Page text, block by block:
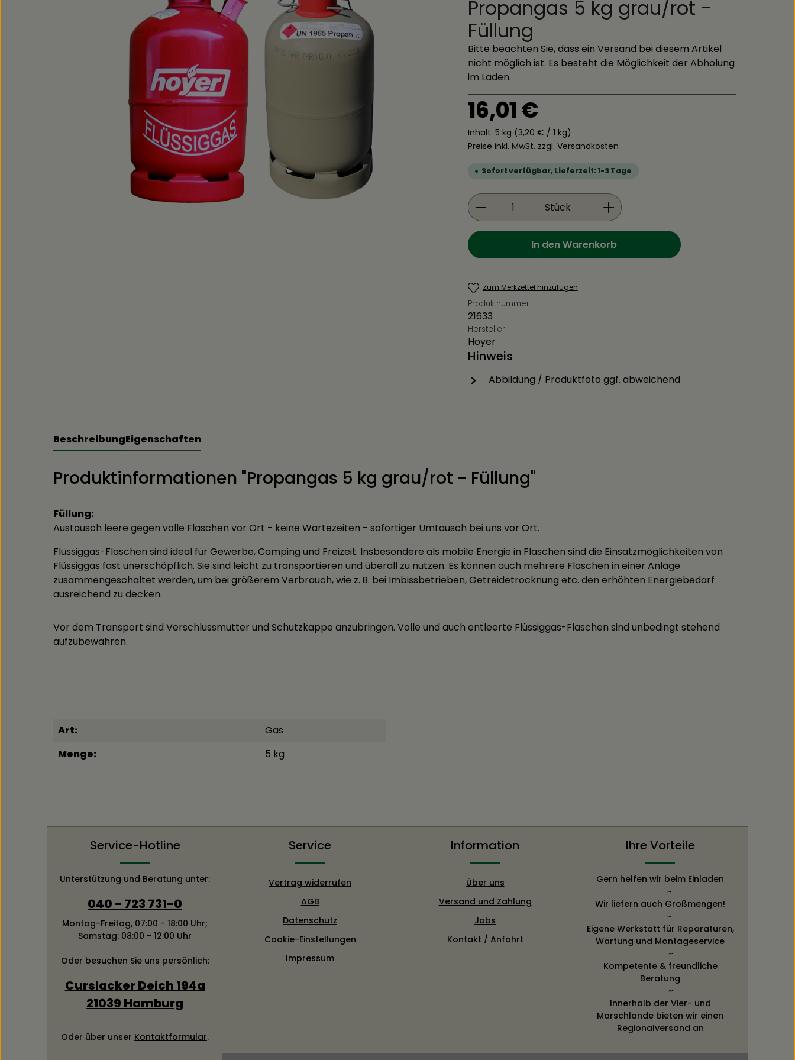
Propangas 5 kg grau/rot -
Füllung
Bitte beachten Sie, dass ein Versand bei diesem Artikel
nicht möglich ist. Es besteht die Möglichkeit der Abholung
im Laden.
Regulärer Preis:
16,01 €
Inhalt: 5 kg (3,20 € / 1 kg)
Preise inkl. MwSt. zzgl. Versandkosten
Sofort verfügbar, Lieferzeit: 1-3 Tage
Produkt Anzahl: Gib den gewünschten Wert
Stück
In den Warenkorb
Zum Merkzettel hinzufügen
Produktnummer:
21633
Hersteller:
Hoyer
Hinweis
Abbildung / Produktfoto ggf. abweichend
BeschreibungEigenschaften
Produktinformationen "Propangas 5 kg grau/rot - Füllung"
Füllung:
Austausch leere gegen volle Flaschen vor Ort - keine Wartezeiten - sofortiger Umtausch bei uns vor Ort.
Flüssiggas-Flaschen sind ideal für Gewerbe, Camping und Freizeit. Insbesondere als mobile Energie in Flaschen sind die Einsatzmöglichkeiten von
Flüssiggas fast unerschöpflich. Sie sind leicht zu transportieren und überall zu nutzen. Es können auch mehrere Flaschen in einer Anlage
zusammengeschaltet werden, um bei größerem Verbrauch, wie z. B. bei Imbissbetrieben, Getreidetrocknung etc. den erhöhten Energiebedarf
ausreichend zu decken.
Vor dem Transport sind Verschlussmutter und Schutzkappe anzubringen. Volle und auch entleerte Flüssiggas-Flaschen sind unbedingt stehend
aufzubewahren.
Art:
Gas
Menge:
5 kg
Service-Hotline
Unterstützung und Beratung unter:
040 - 723 731-0
Montag-Freitag, 07:00 - 18:00 Uhr;
Samstag: 08:00 - 12:00 Uhr
Oder besuchen Sie uns persönlich:
Curslacker Deich 194a
21039 Hamburg
Oder über unser Kontaktformular.
Service
Vertrag widerrufen
AGB
Datenschutz
Cookie-Einstellungen
Impressum
Information
Über uns
Versand und Zahlung
Jobs
Kontakt / Anfahrt
Ihre Vorteile
Gern helfen wir beim Einladen
~
Wir liefern auch Großmengen!
~
Eigene Werkstatt für Reparaturen,
Wartung und Montageservice
~
Kompetente & freundliche
Beratung
~
Innerhalb der Vier- und
Marschlande bieten wir einen
Regionalversand an